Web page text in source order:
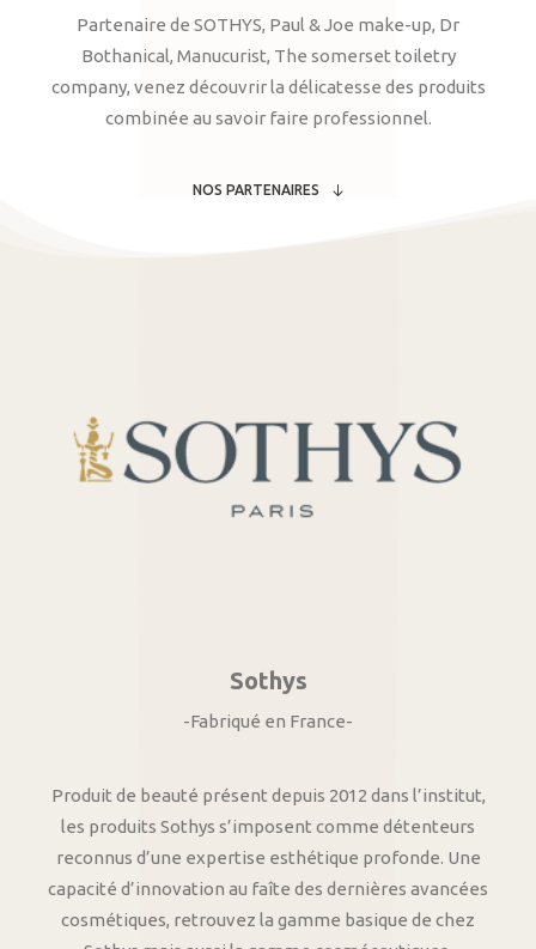
Partenaire de SOTHYS, Paul & Joe make-up, Dr
Bothanical, Manucurist, The somerset toiletry
company, venez découvrir la délicatesse des produits
combinée au savoir faire professionnel.
NOS PARTENAIRES
Sothys
-Fabriqué en France-
Produit de beauté présent depuis 2012 dans l’institut,
les produits Sothys s’imposent comme détenteurs
reconnus d’une expertise esthétique profonde. Une
capacité d’innovation au faîte des dernières avancées
cosmétiques, retrouvez la gamme basique de chez